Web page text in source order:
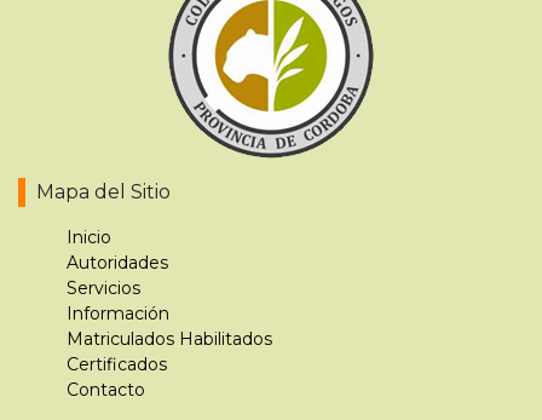
Mapa del Sitio
Inicio
Autoridades
Servicios
Información
Matriculados Habilitados
Certificados
Contacto